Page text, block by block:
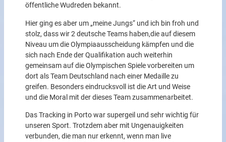
öffentliche Wudreden bekannt.
Hier ging es aber um „meine Jungs“ und ich bin froh und
stolz, dass wir 2 deutsche Teams haben,die auf diesem
Niveau um die Olympiaausscheidung kämpfen und die
sich nach Ende der Qualifikation auch weiterhin
gemeinsam auf die Olympischen Spiele vorbereiten um
dort als Team Deutschland nach einer Medaille zu
greifen. Besonders eindrucksvoll ist die Art und Weise
und die Moral mit der dieses Team zusammenarbeitet.
Das Tracking in Porto war supergeil und sehr wichtig für
unseren Sport. Trotzdem aber mit Ungenauigkeiten
verbunden, die man nur erkennt, wenn man live